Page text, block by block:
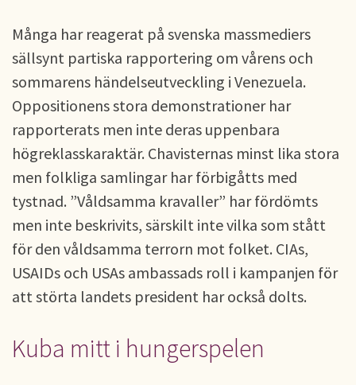
Många har reagerat på svenska massmediers
sällsynt partiska rapportering om vårens och
sommarens händelseutveckling i Venezuela.
Oppositionens stora demonstrationer har
rapporterats men inte deras uppenbara
högreklasskaraktär. Chavisternas minst lika stora
men folkliga samlingar har förbigåtts med
tystnad. ”Våldsamma kravaller” har fördömts
men inte beskrivits, särskilt inte vilka som stått
för den våldsamma terrorn mot folket. CIAs,
USAIDs och USAs ambassads roll i kampanjen för
att störta landets president har också dolts.
Kuba mitt i hungerspelen